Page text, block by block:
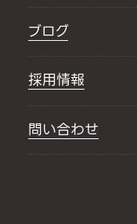
ブログ
採用情報
問い合わせ